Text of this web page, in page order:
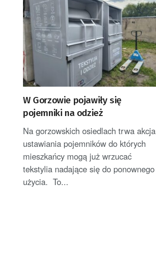
W Gorzowie pojawiły się
pojemniki na odzież
Na gorzowskich osiedlach trwa akcja
ustawiania pojemników do których
mieszkańcy mogą już wrzucać
tekstylia nadające się do ponownego
użycia. To...